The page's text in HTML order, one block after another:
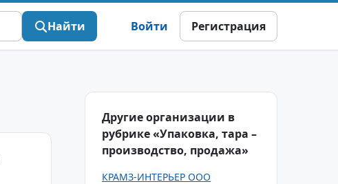
Найти Войти Регистрация
Другие организации в
рубрике «Упаковка, тара –
производство, продажа»
КРАМЗ-ИНТЕРЬЕР ООО